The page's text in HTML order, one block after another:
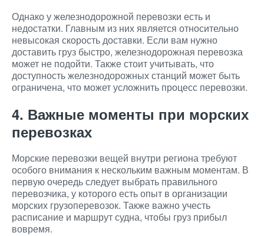
Однако у железнодорожной перевозки есть и
недостатки. Главным из них является относительно
невысокая скорость доставки. Если вам нужно
доставить груз быстро, железнодорожная перевозка
может не подойти. Также стоит учитывать, что
доступность железнодорожных станций может быть
ограничена, что может усложнить процесс перевозки.
4. Важные моменты при морских
перевозках
Морские перевозки вещей внутри региона требуют
особого внимания к нескольким важным моментам. В
первую очередь следует выбрать правильного
перевозчика, у которого есть опыт в организации
морских грузоперевозок. Также важно учесть
расписание и маршрут судна, чтобы груз прибыл
вовремя.